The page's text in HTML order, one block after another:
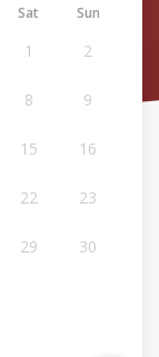
Sat Sun
1 2
8 9
15 16
22 23
29 30